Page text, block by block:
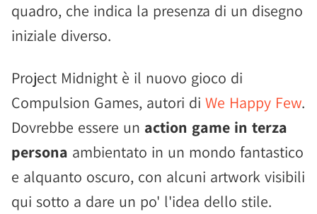
quadro, che indica la presenza di un disegno
iniziale diverso.
Project Midnight è il nuovo gioco di
Compulsion Games, autori di We Happy Few.
Dovrebbe essere un action game in terza
persona ambientato in un mondo fantastico
e alquanto oscuro, con alcuni artwork visibili
qui sotto a dare un po' l'idea dello stile.